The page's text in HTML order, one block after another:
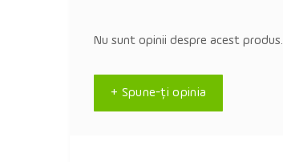
Nu sunt opinii despre acest produs.
+ Spune-ţi opinia